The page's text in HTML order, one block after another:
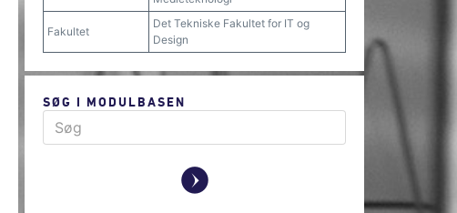
Fakultet
Det Tekniske Fakultet for IT og
Design
SØG I MODULBASEN
y